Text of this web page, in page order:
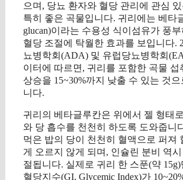
으며, 당뇨 환자와 혈당 관리에 관심 있
특히 좋은 곡물입니다. 귀리에는 베타
glucan)이라는 수용성 식이섬유가 풍
혈당 조절에 탁월한 효과를 보입니다.
뇨병학회(ADA) 및 유럽당뇨병학회
이터에 따르면, 귀리를 포함한 곡물 섭
상승을 15~30%까지 낮출 수 있는 것
니다.
귀리의 베타글루칸은 위에서 젤 형태
와 당 흡수를 천천히 하도록 도와줍니
먹은 밥의 당이 천천히 혈액으로 퍼져
게 오르지 않게 되며, 인슐린 분비 역
절됩니다. 실제로 귀리 한 스푼(약
혈당지수(GI, Glycemic Index)가